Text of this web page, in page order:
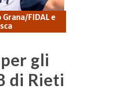
FIDAL e
gli
di Rieti